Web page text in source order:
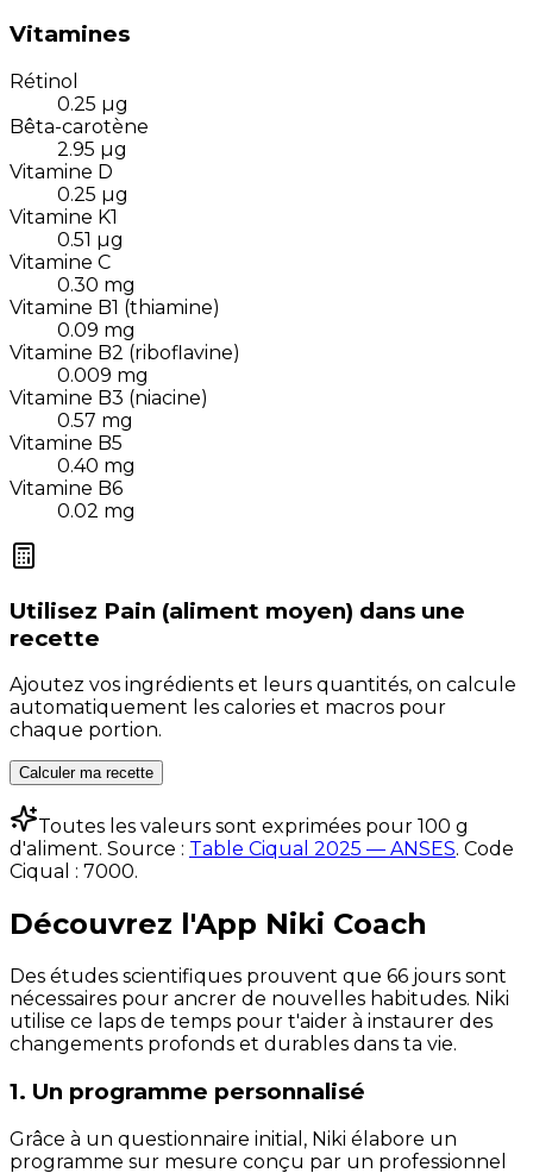
Vitamines
Rétinol
0.25 µg
Bêta-carotène
2.95 µg
Vitamine D
0.25 µg
Vitamine K1
0.51 µg
Vitamine C
0.30 mg
Vitamine B1 (thiamine)
0.09 mg
Vitamine B2 (riboflavine)
0.009 mg
Vitamine B3 (niacine)
0.57 mg
Vitamine B5
0.40 mg
Vitamine B6
0.02 mg
Utilisez Pain (aliment moyen) dans une
recette
Ajoutez vos ingrédients et leurs quantités, on calcule
automatiquement les calories et macros pour
chaque portion.
Calculer ma recette
Toutes les valeurs sont exprimées pour 100 g
d'aliment. Source : Table Ciqual 2025 — ANSES. Code
Ciqual : 7000.
Découvrez l'App Niki Coach
Des études scientifiques prouvent que 66 jours sont
nécessaires pour ancrer de nouvelles habitudes. Niki
utilise ce laps de temps pour t'aider à instaurer des
changements profonds et durables dans ta vie.
1. Un programme personnalisé
Grâce à un questionnaire initial, Niki élabore un
programme sur mesure conçu par un professionnel